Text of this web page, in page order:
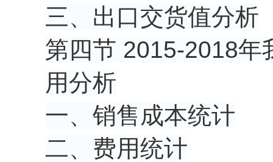
三、出口交货值分析
第四节 2015-2018年
用分析
一、销售成本统计
二、费用统计